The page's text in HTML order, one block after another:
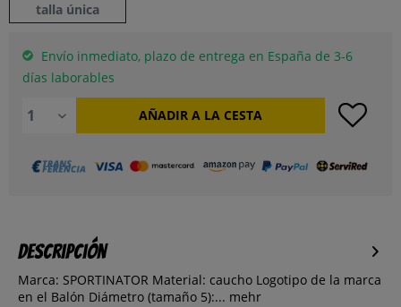
talla única
Envío inmediato, plazo de entrega en España de 3-6
días laborables
AÑADIR A LA CESTA
Descripción
Marca: SPORTINATOR Material: caucho Logotipo de la marca
en el Balón Diámetro (tamaño 5):... mehr